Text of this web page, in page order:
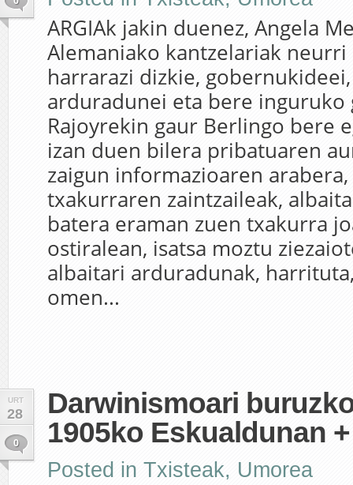
ARGIAk jakin duenez, Angela
Alemaniako kantzelariak neurri
harrarazi dizkie,
arduradunei eta bere inguruko
Rajoyrekin gaur Berlingo bere
izan duen bilera pribatuaren
zaigun informazioaren
txakurraren zaintzaileak,
batera eraman zuen txakurra
ostiralean, isatsa moztu
albaitari arduradunak,
omen...
URT
28
0
Darwinismoari
1905ko Eskualdunan
Posted in Txisteak, Umorea